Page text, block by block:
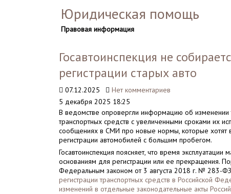
Юридическая помощь
Правовая информация
Госавтоинспекция не
регистрации старых авто
07.12.2025
Нет комментариев
5 декабря 2025 18:25
В ведомстве опровергли информацию об изменении
транспортных средств с увеличенными сроками их
сообщениях в СМИ про новые нормы, которые хотят
регистрации автомобилей с большим пробегом.
Госавтоинспекция поясняет, что время эксплуатации
основаниям для регистрации или ее прекращения.
Федеральным законом от 3 августа 2018 г. № 283-
регистрации транспортных средств в Российской
изменений в отдельные законодательные акты